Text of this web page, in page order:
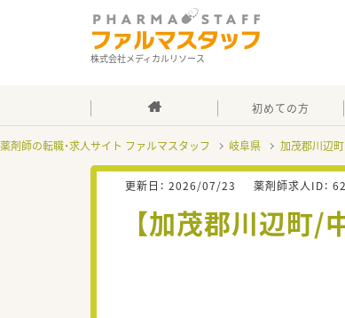
株式会社メディカルリソース
初めての方
薬剤師の転職・求人サイト ファルマスタッフ 岐阜県 加茂郡川辺町
更新日： 2026/07/23 薬剤師求人ID：
【加茂郡川辺